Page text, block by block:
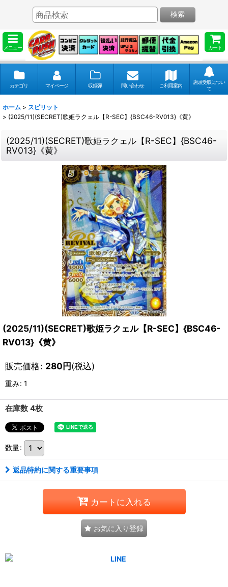
メニュー カート
検索
カテゴリ マイページ 収録弾 問い合わせ ご利用案内
店頭受取につい
て
ホーム > スピリット
> (2025/11)(SECRET)歌姫ラクェル【R-SEC】{BSC46-RV013}《黄》
(2025/11)(SECRET)歌姫ラクェル【R-SEC】{BSC46-
RV013}《黄》
(2025/11)(SECRET)歌姫ラクェル【R-SEC】{BSC46-
RV013}《黄》
販売価格: 280円(税込)
重み: 1
在庫数 4枚
数量:
返品特約に関する重要事項
カートに入れる
お気に入り登録